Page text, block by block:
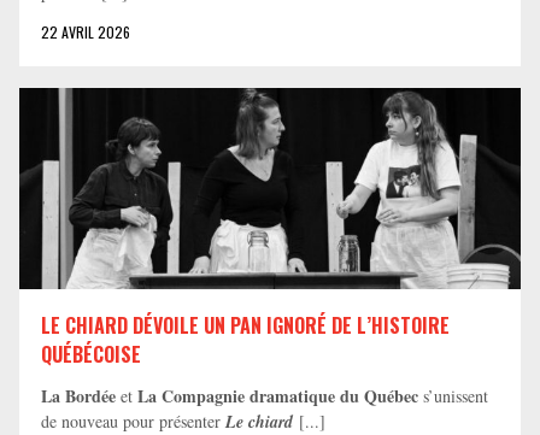
22 AVRIL 2026
LE CHIARD DÉVOILE UN PAN IGNORÉ DE L’HISTOIRE
QUÉBÉCOISE
La Bordée et La Compagnie dramatique du Québec s’unissent
de nouveau pour présenter Le chiard [...]